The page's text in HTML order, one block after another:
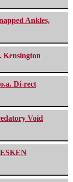
Ankles,
Kensington
Di-rect
Void